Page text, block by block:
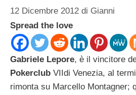
12 Dicembre 2012 di Gianni
Spread the love
Gabriele Lepore, è il vincitore
Pokerclub VIIdi Venezia, al
rimonta su Marcello Montagner;